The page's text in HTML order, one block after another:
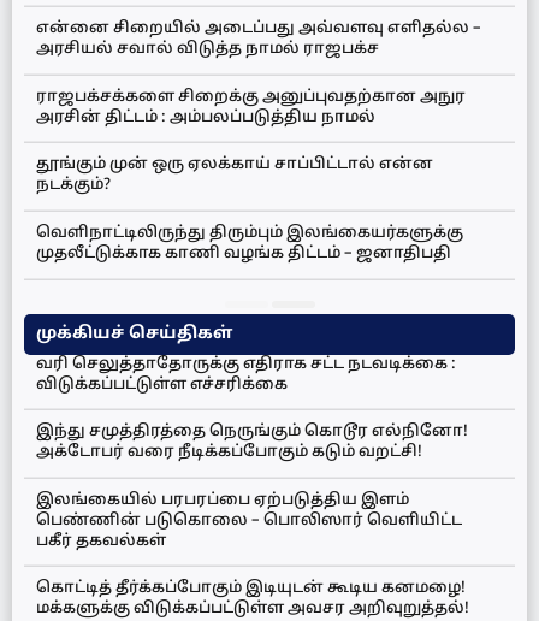
என்னை சிறையில் அடைப்பது அவ்வளவு எளிதல்ல –
அரசியல் சவால் விடுத்த நாமல் ராஜபக்ச
ராஜபக்சக்களை சிறைக்கு அனுப்புவதற்கான அநுர
அரசின் திட்டம் : அம்பலப்படுத்திய நாமல்
தூங்கும் முன் ஒரு ஏலக்காய் சாப்பிட்டால் என்ன
நடக்கும்?
வெளிநாட்டிலிருந்து திரும்பும் இலங்கையர்களுக்கு
முதலீட்டுக்காக காணி வழங்க திட்டம் – ஜனாதிபதி
முக்கியச் செய்திகள்
வரி செலுத்தாதோருக்கு எதிராக சட்ட நடவடிக்கை :
விடுக்கப்பட்டுள்ள எச்சரிக்கை
இந்து சமுத்திரத்தை நெருங்கும் கொடூர எல்நினோ!
அக்டோபர் வரை நீடிக்கப்போகும் கடும் வறட்சி!
இலங்கையில் பரபரப்பை ஏற்படுத்திய இளம்
பெண்ணின் படுகொலை – பொலிஸார் வெளியிட்ட
பகீர் தகவல்கள்
கொட்டித் தீர்க்கப்போகும் இடியுடன் கூடிய கனமழை!
மக்களுக்கு விடுக்கப்பட்டுள்ள அவசர அறிவுறுத்தல்!